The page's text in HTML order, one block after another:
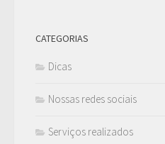
CATEGORIAS
Dicas
Nossas redes sociais
Serviços realizados